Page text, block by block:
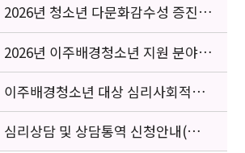
2026년 청소년 다문화감수성 증진
프로그램 「다가감」신청기관 안내
2026년 이주배경청소년 지원 분야
종사자 역량강화 교육 일정 안내
이주배경청소년 대상 심리사회적응
검사 연수동영상 개편 안내
심리상담 및 상담통역 신청안내(의뢰